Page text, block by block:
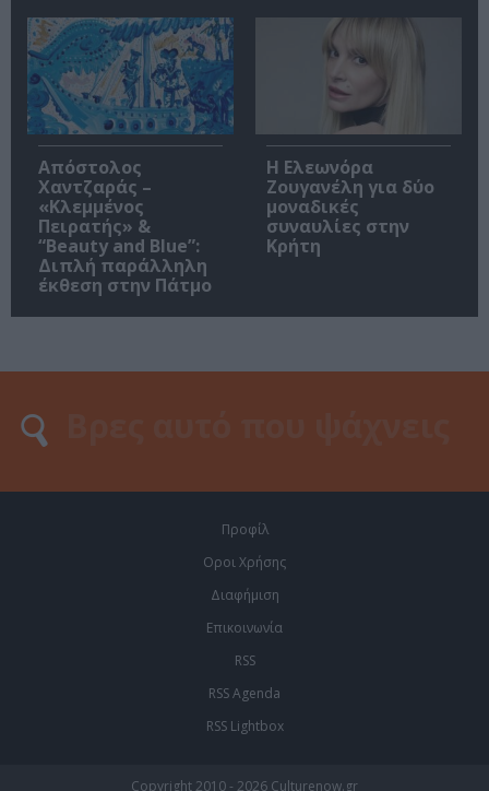
Απόστολος
Χαντζαράς –
«Κλεμμένος
Πειρατής» &
“Beauty and Blue”:
Διπλή παράλληλη
έκθεση στην Πάτμο
Η Ελεωνόρα
Ζουγανέλη για δύο
μοναδικές
συναυλίες στην
Κρήτη
Προφίλ
Οροι Χρήσης
Διαφήμιση
Επικοινωνία
RSS
RSS Agenda
RSS Lightbox
Copyright 2010 - 2026 Culturenow.gr